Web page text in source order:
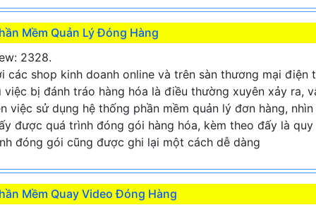
Mềm Quản Lý Đóng Hàng
2328.
các shop kinh doanh online và trên sàn thương mại điện
việc bị đánh tráo hàng hóa là điều thường xuyên xảy ra,
việc sử dụng hệ thống phần mềm quản lý đơn hàng, nhìn
được quá trình đóng gói hàng hóa, kèm theo đấy là quy
đóng gói cũng được ghi lại một cách dễ dàng
Mềm Quay Video Đóng Hàng